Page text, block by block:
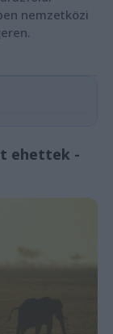
nemzetközi
ehettek -